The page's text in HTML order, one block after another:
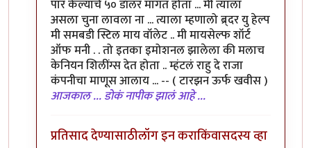
पार केल्याचे ५० डॉलर मागत होता ... मी त्याला
असला चुना लावला ना ... त्याला म्हणालो ब्र्दर यु हेल्प
मी समबडी स्टिल माय वॉलेट .. मी मायसेल्फ शॉर्ट
ऑफ मनी . . तो इतका इमोशनल झालेला की मलाच
केनियन शिलींग्स देत होता .. म्हंटलं राहु दे राजा
कंपनीचा माणूस आलाय ... -- ( टारझन ऊर्फ खवीस )
आजकाल ... डोकं नापीक झालं आहे ...
प्रतिसाद देण्यासाठीलॉग इन कराकिंवासदस्य व्हा